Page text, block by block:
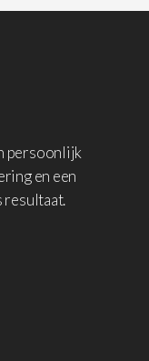
persoonlijk
en een
resultaat.